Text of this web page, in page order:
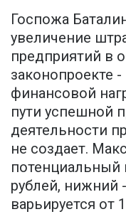
Госпожа
увеличение
предприятий в
законопроекте
финансовой
пути успешной
деятельности
не создает.
потенциальный
рублей, нижний
варьируется от